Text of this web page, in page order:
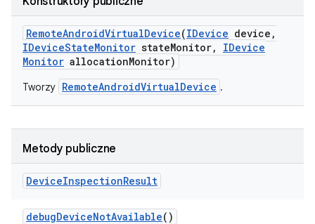
RemoteAndroidVirtualDevice(IDevice device ,
IDeviceStateMonitor stateMonitor,
IDevice
Monitor allocationMonitor)
Tworzy RemoteAndroidVirtualDevice .
Metody publiczne
DeviceInspectionResult
debugDeviceNotAvailable()